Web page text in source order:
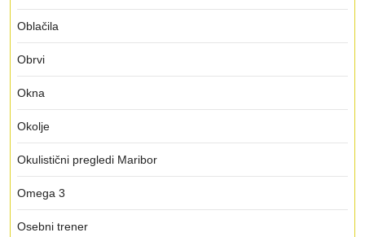
Oblačila
Obrvi
Okna
Okolje
Okulistični pregledi Maribor
Omega 3
Osebni trener